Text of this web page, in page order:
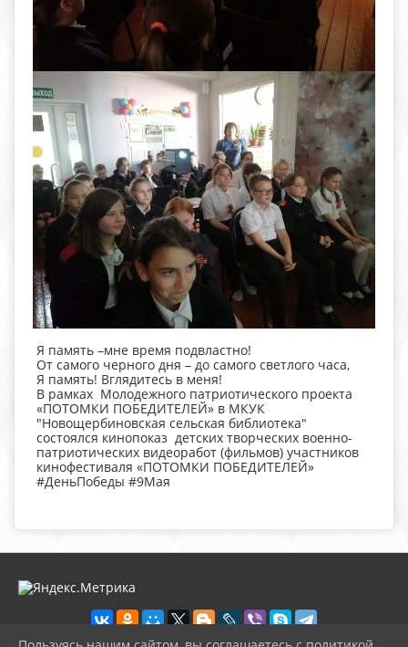
Я память –мне время подвластно!
От самого черного дня – до самого светлого часа,
Я память! Вглядитесь в меня!
В рамках Молодежного патриотического проекта
«ПОТОМКИ ПОБЕДИТЕЛЕЙ» в МКУК
"Новощербиновская сельская библиотека"
состоялся кинопоказ детских творческих военно-
патриотических видеоработ (фильмов) участников
кинофестиваля «ПОТОМКИ ПОБЕДИТЕЛЕЙ»
#ДеньПобеды #9Мая